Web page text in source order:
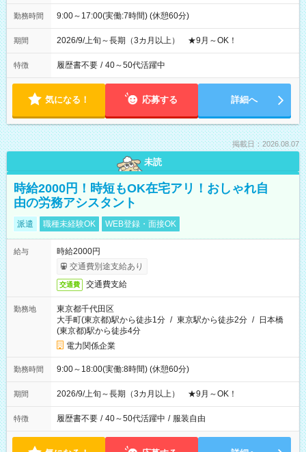
勤務時間 9:00～17:00(実働:7時間) (休憩60分)
期間 2026/9/上旬～長期（3カ月以上） ★9月～OK！
特徴 履歴書不要 / 40～50代活躍中
気になる！ 応募する 詳細へ
掲載日：2026.08.07
未読
時給2000円！時短もOK在宅アリ！おしゃれ自
由の労務アシスタント
派遣 職種未経験OK WEB登録・面接OK
給与
時給2000円
交通費別途支給あり
交通費 交通費支給
勤務地
東京都千代田区
大手町(東京都)駅から徒歩1分 / 東京駅から徒歩2分 / 日本橋
(東京都)駅から徒歩4分
電力関係企業
勤務時間 9:00～18:00(実働:8時間) (休憩60分)
期間 2026/9/上旬～長期（3カ月以上） ★9月～OK！
特徴 履歴書不要 / 40～50代活躍中 / 服装自由